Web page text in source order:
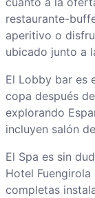
restaurante-
aperitivo o
ubicado junto a
El Lobby bar es
copa después
explorando
incluyen salón
El Spa es sin
Hotel
completas